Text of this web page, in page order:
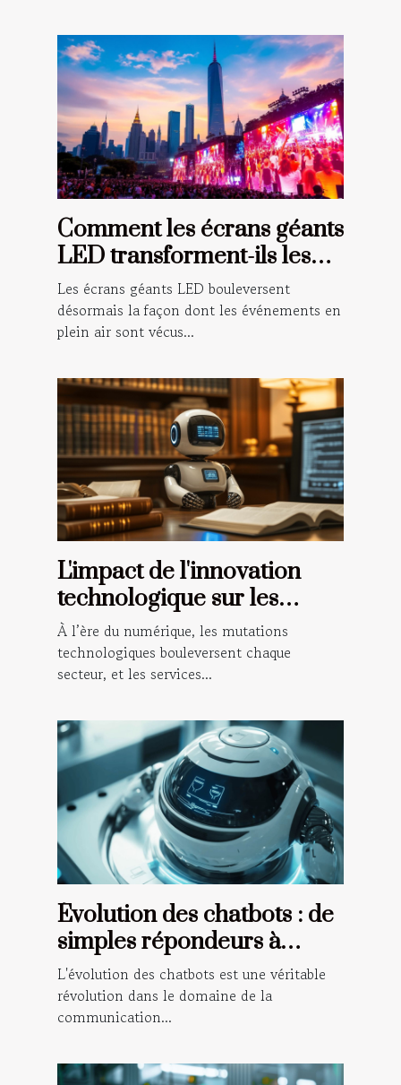
Comment les écrans géants
LED transforment-ils les
événements en plein air ?
Les écrans géants LED bouleversent
désormais la façon dont les événements en
plein air sont vécus...
L'impact de l'innovation
technologique sur les
services notariaux
traditionnels
À l’ère du numérique, les mutations
technologiques bouleversent chaque
secteur, et les services...
Évolution des chatbots : de
simples répondeurs à
agents conversationnels
intelligents
L'évolution des chatbots est une véritable
révolution dans le domaine de la
communication...